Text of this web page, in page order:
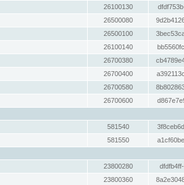
26100130
26500080
26500100
26100140
26700380
26700400
26700580
26700600
581540
581550
23800280
23800360